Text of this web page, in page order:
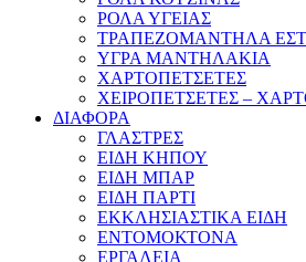
ΡΟΛΑ ΥΓΕΙΑΣ
ΤΡΑΠΕΖΟΜΑΝΤΗΛΑ
ΥΓΡΑ ΜΑΝΤΗΛΑΚΙΑ
ΧΑΡΤΟΠΕΤΣΕΤΕΣ
ΧΕΙΡΟΠΕΤΣΕΤΕΣ –
ΔΙΑΦΟΡΑ
ΓΛΑΣΤΡΕΣ
ΕΙΔΗ ΚΗΠΟΥ
ΕΙΔΗ ΜΠΑΡ
ΕΙΔΗ ΠΑΡΤΙ
ΕΚΚΛΗΣΙΑΣΤΙΚΑ ΕΙΔΗ
ΕΝΤΟΜΟΚΤΟΝΑ
ΕΡΓΑΛΕΙΑ